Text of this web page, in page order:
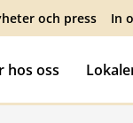
och press In
hos oss